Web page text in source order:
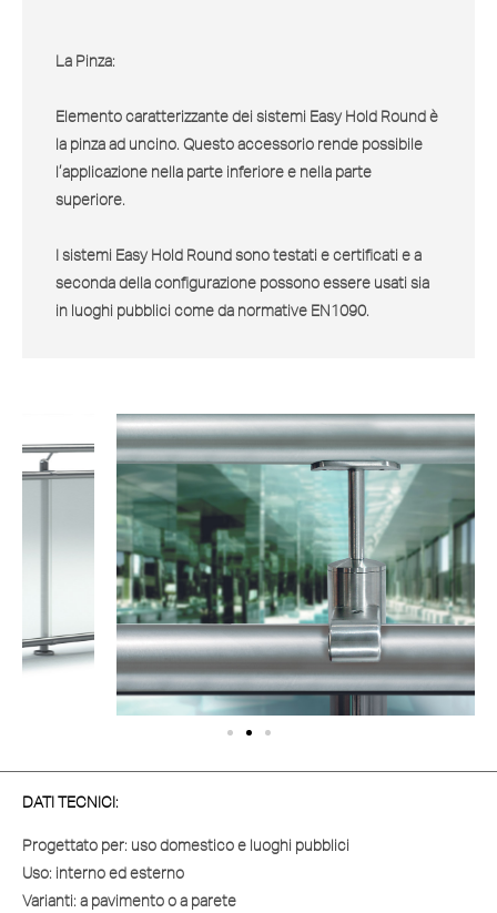
La Pinza:
Elemento caratterizzante dei sistemi Easy Hold Roundè
la pinza ad uncino. Questo accessorio rende possibile
l’applicazione nella parte inferiore e nella parte
superiore.
I sistemi Easy Hold Round sono testati e certificati e a
seconda della configurazione possono essere usati sia
in luoghi pubblici come da normative EN1090.
DATI TECNICI:
Progettato per: uso domestico e luoghi pubblici
Uso: interno ed esterno
Varianti: a pavimento o a parete